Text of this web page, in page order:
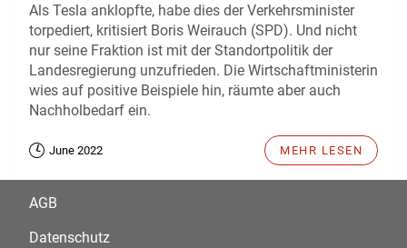
Als Tesla anklopfte, habe dies der Verkehrsminister
torpediert, kritisiert Boris Weirauch (SPD). Und nicht
nur seine Fraktion ist mit der Standortpolitik der
Landesregierung unzufrieden. Die Wirtschaftministerin
wies auf positive Beispiele hin, räumte aber auch
Nachholbedarf ein.
June 2022 MEHR LESEN
AGB
Datenschutz